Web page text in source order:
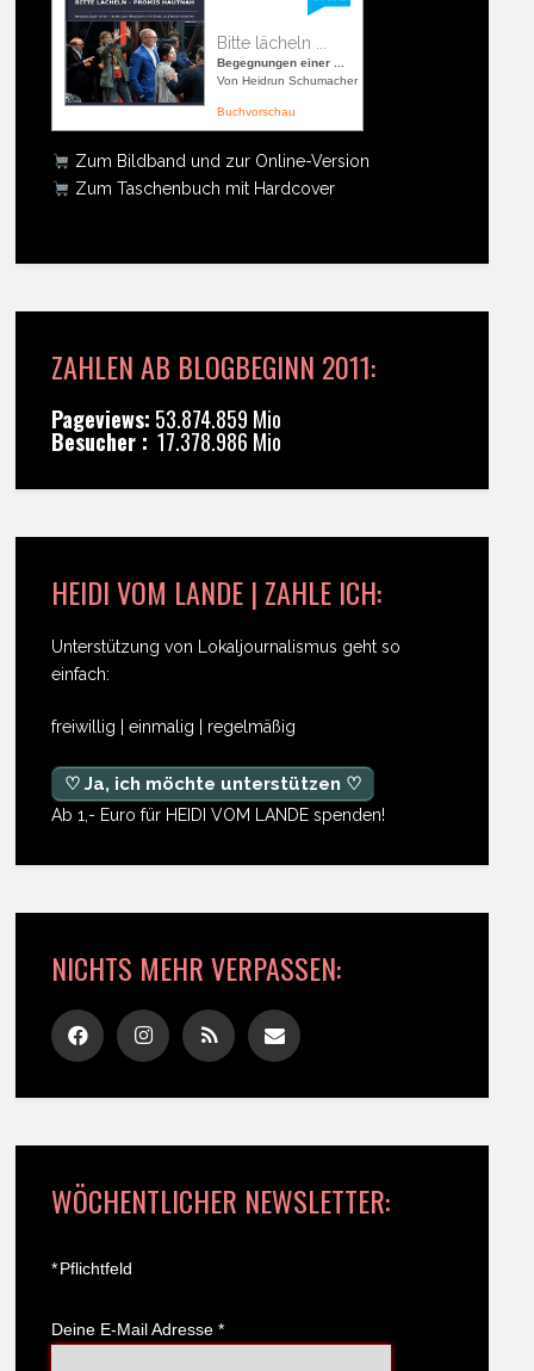
Bitte lächeln ...
Begegnungen einer ...
Von Heidrun Schumacher
Buchvorschau
Zum Bildband und zur Online-Version
Zum Taschenbuch mit Hardcover
ZAHLEN AB BLOGBEGINN 2011:
Pageviews: 53.874.859 Mio
Besucher : 17.378.986 Mio
HEIDI VOM LANDE | ZAHLE ICH:
Unterstützung von Lokaljournalismus geht so
einfach:
freiwillig | einmalig | regelmäßig
♡ Ja, ich möchte unterstützen ♡
Ab 1,- Euro für HEIDI VOM LANDE spenden!
NICHTS MEHR VERPASSEN:
WÖCHENTLICHER NEWSLETTER:
*Pflichtfeld
Deine E-Mail Adresse *